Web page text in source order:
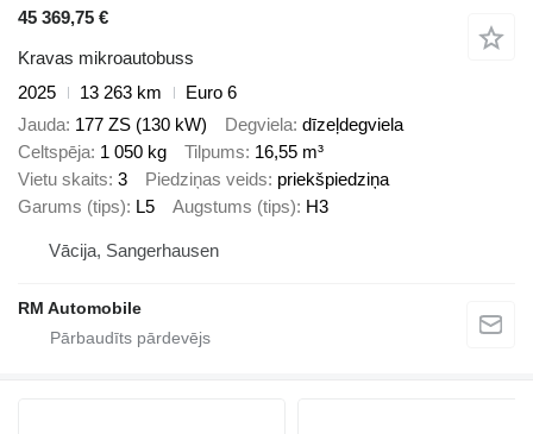
45 369,75 €
Kravas mikroautobuss
2025
13 263 km
Euro 6
Jauda 177 ZS (130 kW) Degviela dīzeļdegviela
Celtspēja 1 050 kg Tilpums 16,55 m³
Vietu skaits 3 Piedziņas veids priekšpiedziņa
Garums (tips) L5 Augstums (tips) H3
Vācija, Sangerhausen
RM Automobile